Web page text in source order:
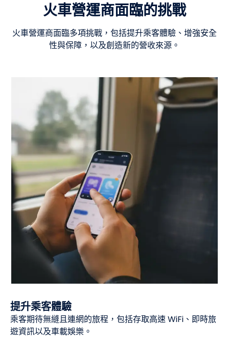
火車營運商面臨的挑戰
火車營運商面臨多項挑戰，包括提升乘客體驗、增強安全
性與保障，以及創造新的營收來源。
提升乘客體驗
乘客期待無縫且連網的旅程，包括存取高速 WiFi、即時旅
遊資訊以及車載娛樂。